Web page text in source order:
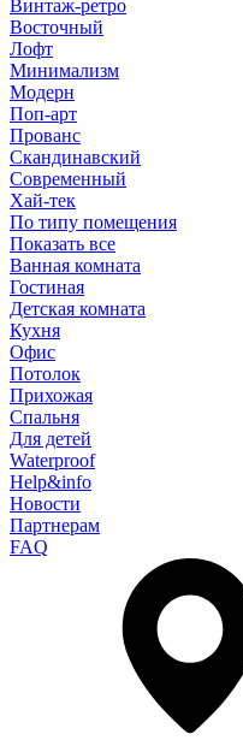
Винтаж-ретро
Восточный
Лофт
Минимализм
Модерн
Поп-арт
Прованс
Скандинавский
Современный
Хай-тек
По типу помещения
Показать все
Ванная комната
Гостиная
Детская комната
Кухня
Офис
Потолок
Прихожая
Спальня
Для детей
Waterproof
Help&info
Новости
Партнерам
FAQ